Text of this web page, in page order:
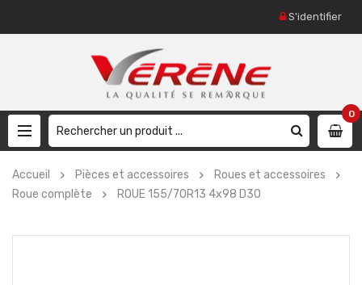
S'identifier
0
Accueil Pièces et accessoires
Roues et accessoires
Roue complète
ROUE 155/70R13 4x98 D30